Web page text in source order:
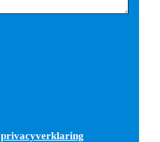
privacyverklaring